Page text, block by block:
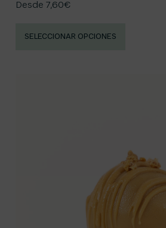
Desde 7,60€
SELECCIONAR OPCIONES